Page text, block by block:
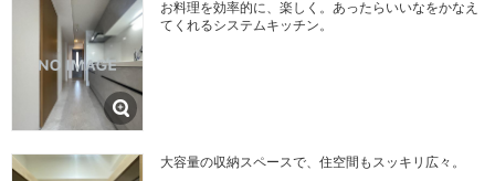
お料理を効率的に、楽しく。あったらいいなをかなえ
てくれるシステムキッチン。
大容量の収納スペースで、住空間もスッキリ広々。